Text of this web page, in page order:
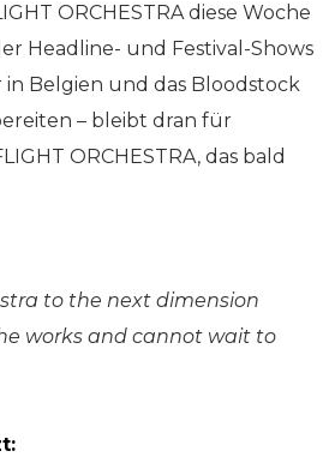
ORCHESTRA diese Woche
Headline- und Festival-Shows
in Belgien und das Bloodstock
– bleibt dran für
ORCHESTRA, das bald
to the next dimension
works and cannot wait to